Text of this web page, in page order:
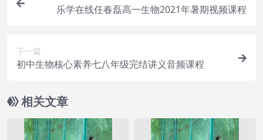
乐学在线任春磊高一生物2021年暑期视频课程
下一篇
初中生物核心素养七八年级完结讲义音频课程
相关文章